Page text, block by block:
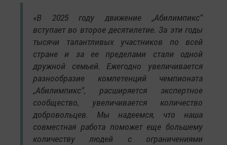
«В 2025 году движение „Абилимпикс“
вступает во второе десятилетие. За эти годы
тысячи талантливых участников по всей
стране и за ее пределами стали одной
дружной семьей. Ежегодно увеличивается
разнообразие компетенций чемпионата
„Абилимпикс“, расширяется экспертное
сообщество, увеличивается количество
добровольцев. Мы надеемся, что наша
совместная работа поможет еще большему
количеству людей с ограничениями